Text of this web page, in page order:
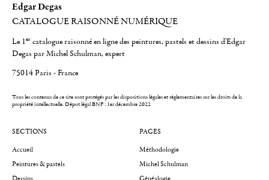
Edgar Degas
CATALOGUE RAISONNÉ NUMÉRIQUE
Le 1er catalogue raisonné en ligne des peintures, pastels et dessins d'Edgar
Degas par Michel Schulman, expert
75014 Paris - France
Tous les contenus de ce site sont protégés par les dispositions légales et réglementaires sur les droits de la
propriété intellectuelle.Dépot légal BNF : 1er décembre 2022
SECTIONS
Accueil
Peintures & pastels
PAGES
Méthodologie
Michel Schulman